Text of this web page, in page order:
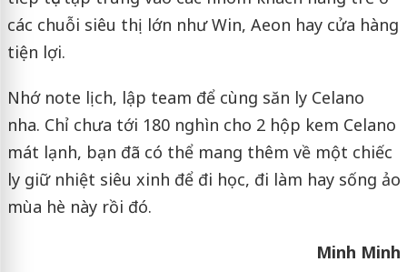
các chuỗi siêu thị lớn như Win, Aeon hay cửa hàng
tiện lợi.
Nhớ note lịch, lập team để cùng săn ly Celano
nha. Chỉ chưa tới 180 nghìn cho 2 hộp kem Celano
mát lạnh, bạn đã có thể mang thêm về một chiếc
ly giữ nhiệt siêu xinh để đi học, đi làm hay sống ảo
mùa hè này rồi đó.
Minh Minh